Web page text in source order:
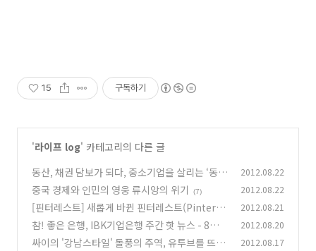
15 구독하기
'라이프 log' 카테고리의 다른 글
동산, 채권 담보가 되다, 중소기업을 살리는 ‘동산
·채권담보대출’
(7)
2012.08.22
중국 경제와 인민의 영웅 류시앙의 위기 (7) 2012.08.22
[핀터레스트] 새롭게 바뀐 핀터레스트(Pinteres
t), 쉽게 가입하고 활용하는 법!
(3)
2012.08.21
참! 좋은 은행, IBK기업은행 주간 핫 뉴스 - 8월 3
주차
(7)
2012.08.20
싸이의 '강남스타일' 돌풍의 주역, 유투브를 뜨겁
2012.08.17